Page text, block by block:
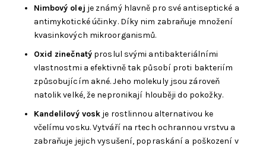
Nimbový olej je známý hlavně pro své antiseptické a
antimykotické účinky. Díky nim zabraňuje množení
kvasinkových mikroorganismů.
Oxid zinečnatý proslul svými antibakteriálními
vlastnostmi a efektivně tak působí proti bakteriím
způsobujícím akné. Jeho molekuly jsou zároveň
natolik velké, že nepronikají hlouběji do pokožky.
Kandelilový vosk je rostlinnou alternativou ke
včelímu vosku. Vytváří na rtech ochrannou vrstvu a
zabraňuje jejich vysušení, popraskání a poškození v